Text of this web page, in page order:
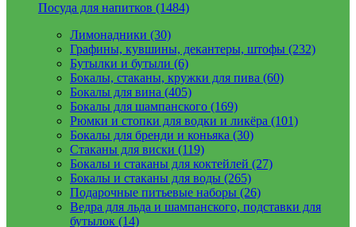
Посуда для напитков (1484)
Лимонадники (30)
Графины, кувшины, декантеры, штофы (232)
Бутылки и бутыли (6)
Бокалы, стаканы, кружки для пива (60)
Бокалы для вина (405)
Бокалы для шампанского (169)
Рюмки и стопки для водки и ликёра (101)
Бокалы для бренди и коньяка (30)
Стаканы для виски (119)
Бокалы и стаканы для коктейлей (27)
Бокалы и стаканы для воды (265)
Подарочные питьевые наборы (26)
Ведра для льда и шампанского, подставки для
бутылок (14)